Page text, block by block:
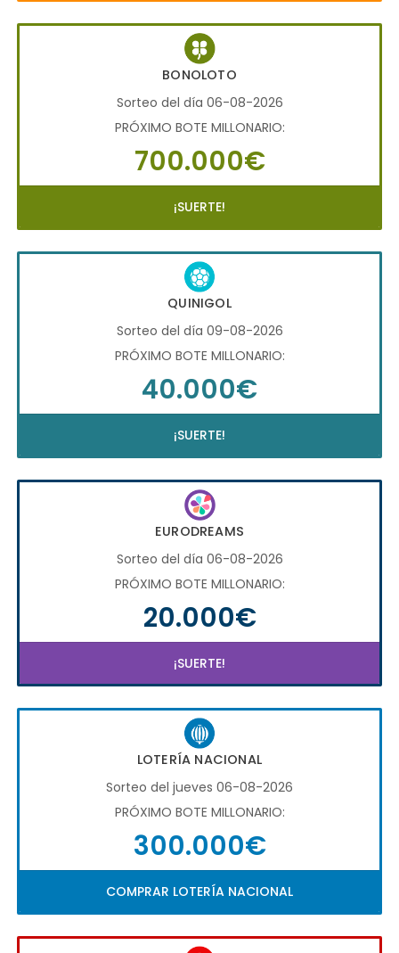
BONOLOTO
Sorteo del día 06-08-2026
PRÓXIMO BOTE MILLONARIO:
700.000€
¡SUERTE!
QUINIGOL
Sorteo del día 09-08-2026
PRÓXIMO BOTE MILLONARIO:
40.000€
¡SUERTE!
EURODREAMS
Sorteo del día 06-08-2026
PRÓXIMO BOTE MILLONARIO:
20.000€
¡SUERTE!
LOTERÍA NACIONAL
Sorteo del jueves 06-08-2026
PRÓXIMO BOTE MILLONARIO:
300.000€
COMPRAR LOTERÍA NACIONAL